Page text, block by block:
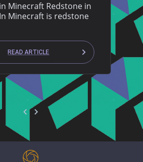
Minecraft Redstone in
Minecraft is redstone
READ ARTICLE